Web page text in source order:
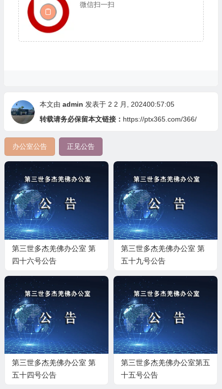
微信扫一扫
本文由 admin 发表于 2 2 月, 202400:57:05
转载请务必保留本文链接： https://ptx365.com/366/
办公室公告 正见公告
第三世多杰羌佛办公室 第
四十六号公告
第三世多杰羌佛办公室 第
五十九号公告
第三世多杰羌佛办公室 第
五十四号公告
第三世多杰羌佛办公室第五
十五号公告